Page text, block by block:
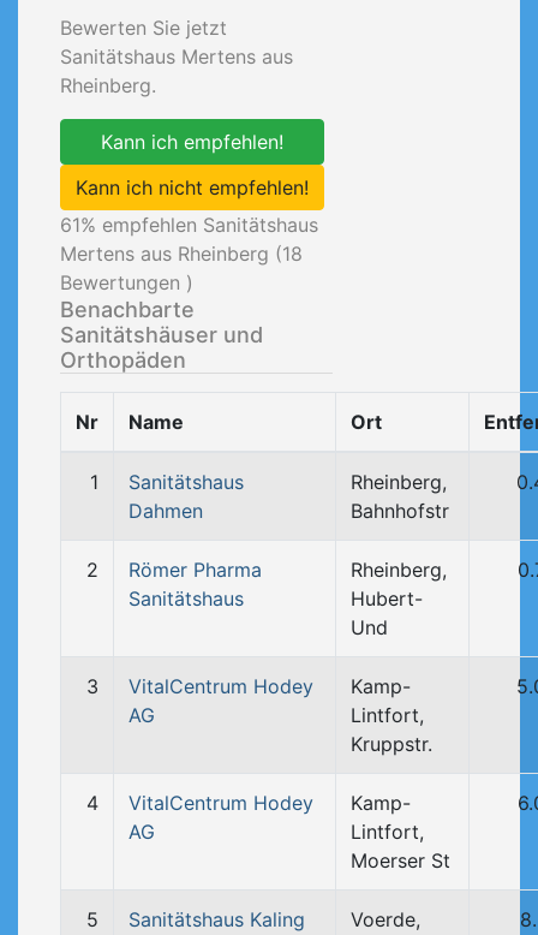
Bewerten Sie jetzt
Sanitätshaus Mertens aus
Rheinberg.
Kann ich empfehlen!
Kann ich nicht empfehlen!
61% empfehlen Sanitätshaus
Mertens aus Rheinberg (18
Bewertungen )
Benachbarte
Sanitätshäuser und
Orthopäden
Nr Name Ort
1
Sanitätshaus
Dahmen
Rheinberg,
Bahnhofstr
2
Römer Pharma
Sanitätshaus
Rheinberg,
Hubert-
Und
3
VitalCentrum Hodey
AG
Kamp-
Lintfort,
Kruppstr.
4
VitalCentrum Hodey
AG
Kamp-
Lintfort,
Moerser St
5 Sanitätshaus Kaling
Voerde,